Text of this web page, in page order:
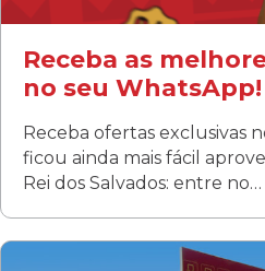
Fanny
Receba as
no seu WhatsApp!
Receba ofertas exclusivas
ficou ainda mais fácil
Rei dos Salvados: entre no…